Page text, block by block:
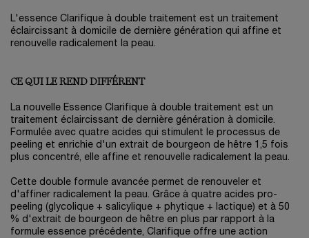
L'essence Clarifique à double traitement est un traitement
éclaircissant à domicile de dernière génération qui affine et
renouvelle radicalement la peau.
CE QUI LE REND DIFFÉRENT
La nouvelle Essence Clarifique à double traitement est un
traitement éclaircissant de dernière génération à domicile.
Formulée avec quatre acides qui stimulent le processus de
peeling et enrichie d'un extrait de bourgeon de hêtre 1,5 fois
plus concentré, elle affine et renouvelle radicalement la peau.
Cette double formule avancée permet de renouveler et
d'affiner radicalement la peau. Grâce à quatre acides pro-
peeling (glycolique + salicylique + phytique + lactique) et à 50
% d'extrait de bourgeon de hêtre en plus par rapport à la
formule essence précédente, Clarifique offre une action